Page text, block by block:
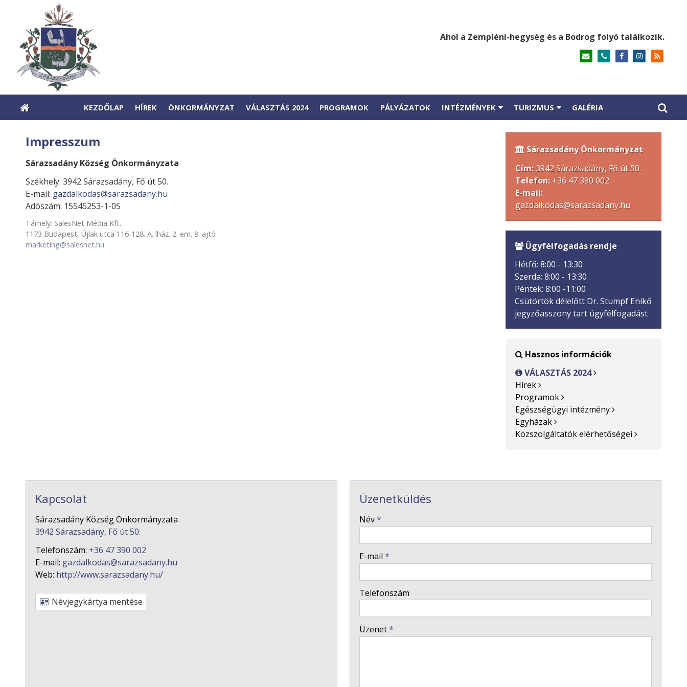
Ahol a Zempléni-hegység és a Bodrog folyó találkozik.
KEZDŐLAP HÍREK ÖNKORMÁNYZAT VÁLASZTÁS 2024 PROGRAMOK PÁLYÁZATOK INTÉZMÉNYEK TURIZMUS GALÉRIA
Impresszum
Sárazsadány Község Önkormányzata
Székhely: 3942 Sárazsadány, Fő út 50.
E-mail: gazdalkodas@sarazsadany.hu
Adószám: 15545253-1-05
Tárhely: SalesNet Média Kft.
1173 Budapest, Újlak utca 116-128. A. lház. 2. em. 8. ajtó
marketing@salesnet.hu
 Sárazsadány Önkormányzat
Cím:3942 Sárazsadány, Fő út 50.
Telefon: +36 47 390 002
E-mail:
gazdalkodas@sarazsadany.hu
 Ügyfélfogadás rendje
Hétfő: 8:00 - 13:30
Szerda: 8:00 - 13:30
Péntek: 8:00 -11:00
Csütörtök délelőtt Dr. Stumpf Enikő
jegyzőasszony tart ügyfélfogadást
 Hasznos információk
 VÁLASZTÁS 2024
Hírek
Programok
Egészségügyi intézmény
Egyházak
Közszolgáltatók elérhetőségei
Kapcsolat
Sárazsadány Község Önkormányzata
3942 Sárazsadány, Fő út 50.
Telefonszám: +36 47 390 002
E-mail: gazdalkodas@sarazsadany.hu
Web: http://www.sarazsadany.hu/
Névjegykártya mentése
Üzenetküldés
-
-
Név*
E-mail *
Telefonszám
Üzenet*